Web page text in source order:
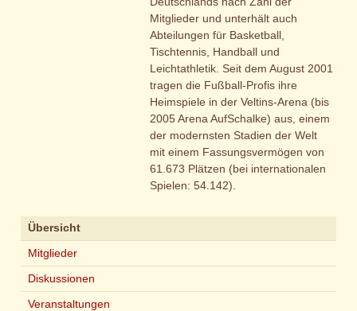
Mitglieder und unterhält auch
Abteilungen für Basketball,
Tischtennis, Handball und
Leichtathletik. Seit dem August 2001
tragen die Fußball-Profis ihre
Heimspiele in der Veltins-Arena (bis
2005 Arena AufSchalke) aus, einem
der modernsten Stadien der Welt
mit einem Fassungsvermögen von
61.673 Plätzen (bei internationalen
Spielen: 54.142).
Übersicht
Mitglieder
Diskussionen
Veranstaltungen